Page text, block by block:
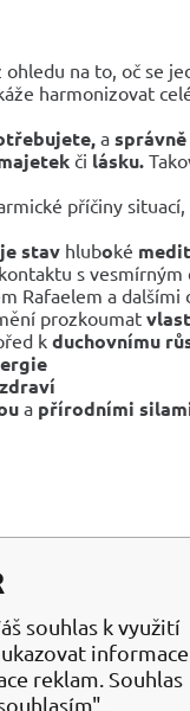
na to, oč se
harmonizovat
a
či lásku.
příčiny
stav hluboké
s
Rafaelem a
prozkoumat
k duchovnímu
a přírodními
souhlas k využití
informace
reklam. Souhlas